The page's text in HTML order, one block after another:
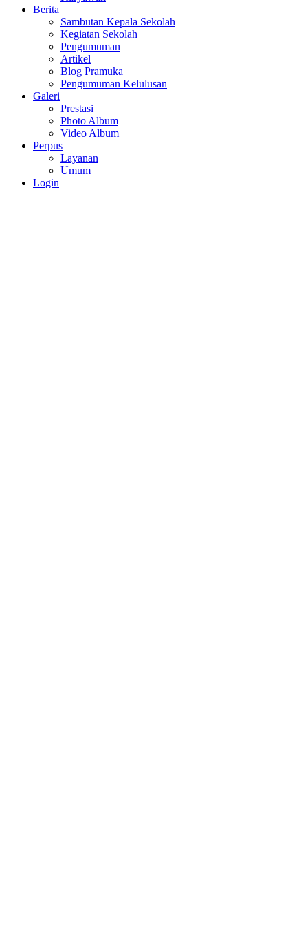
Berita
Sambutan Kepala Sekolah
Kegiatan Sekolah
Pengumuman
Artikel
Blog Pramuka
Pengumuman Kelulusan
Galeri
Prestasi
Photo Album
Video Album
Perpus
Layanan
Umum
Login